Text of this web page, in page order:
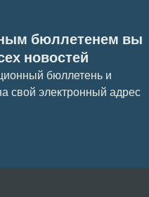
бюллетенем вы
новостей
бюллетень и
свой электронный адрес